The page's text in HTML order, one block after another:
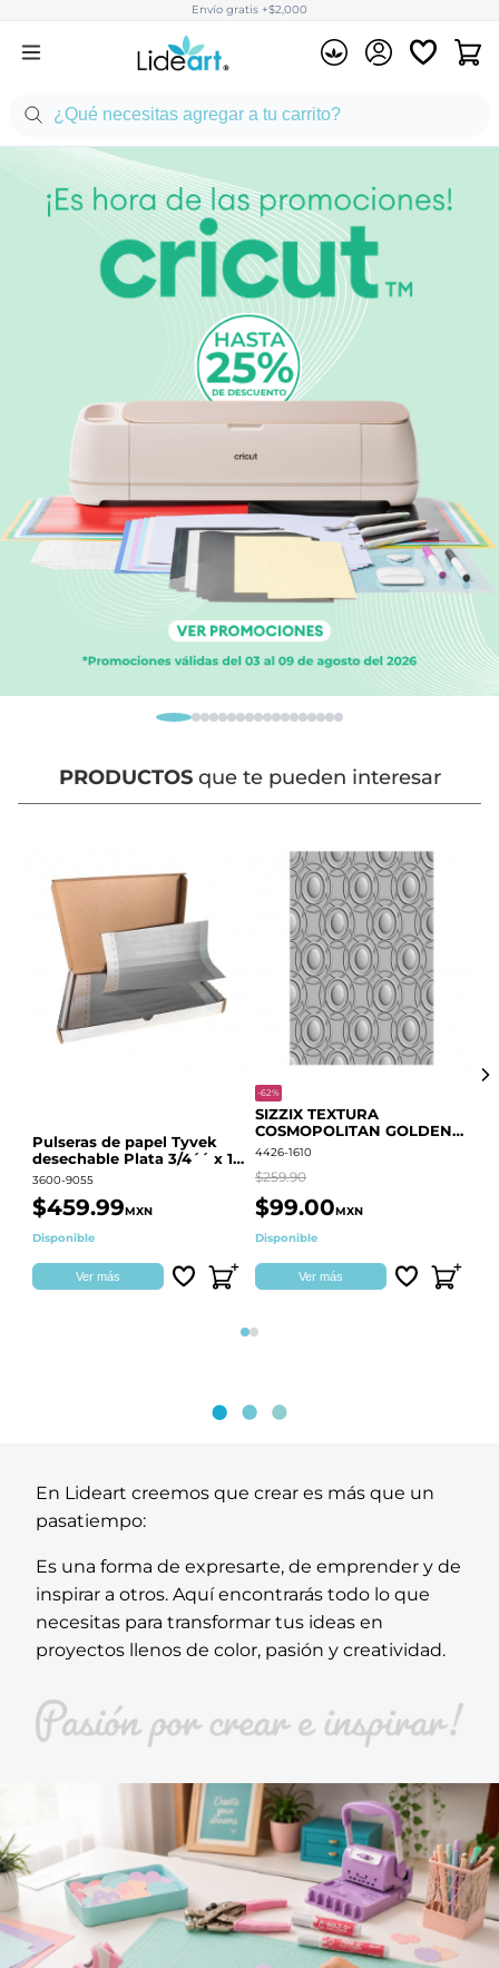
Envío gratis +$2,000
PRODUCTOSque te pueden interesar
Pulseras de papel Tyvek
desechable Plata 3/4´´ x 10
´´
3600-9055
$459.99MXN
Disponible
Ver más
-62%
SIZZIX TEXTURA
COSMOPOLITAN GOLDEN
RINGS S.PARK 666700
4426-1610
$259.90
$99.00MXN
Disponible
Ver más
Página 1
Página 2
En Lideart creemos que crear es más que un
pasatiempo:
Es una forma de expresarte, de emprender y de
inspirar a otros. Aquí encontrarás todo lo que
necesitas para transformar tus ideas en
proyectos llenos de color, pasión y creatividad.